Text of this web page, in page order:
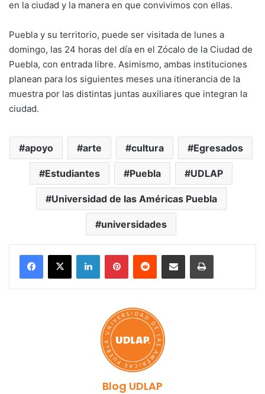
en la ciudad y la manera en que convivimos con ellas.
Puebla y su territorio, puede ser visitada de lunes a
domingo, las 24 horas del día en el Zócalo de la Ciudad de
Puebla, con entrada libre. Asimismo, ambas instituciones
planean para los siguientes meses una itinerancia de la
muestra por las distintas juntas auxiliares que integran la
ciudad.
apoyo arte cultura Egresados
Estudiantes Puebla UDLAP
Universidad de las Américas Puebla
universidades
LinkedInPinterestReddit Share via Email Print
Blog UDLAP